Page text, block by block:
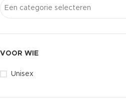
Een categorie selecteren
VOOR WIE
Unisex